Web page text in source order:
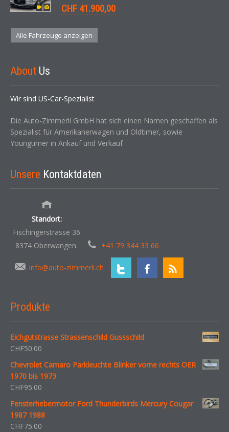
CHF 41.900,00
Alle Fahrzeuge anzeigen
About Us
Wir sind US-Car-Spezialist
Die Auto-Zimmerli GmbH hat sich einen Namen geschaffen als
Spezialist für Amerikanerwagen und Oldtimer, sowie
Youngtimer in Ankauf und Verkauf
Unsere Kontaktdaten
Standort:
Fischingerstrasse 36
8374 Oberwangen.
+41 79 344 33 66
info@auto-zimmerli.ch
Produkte
Eichgutstrasse Strassenschild Gussschild
CHF50.00
Chevrolet Camaro Parkleuchte Blinker vorne rechts OER
1970 bis 1973
CHF95.00
Fensterhebermotor Ford Thunderbirds Mercury Cougar
1987 1988
CHF75.00